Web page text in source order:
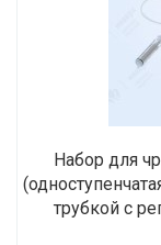
Набор для
трубкой с